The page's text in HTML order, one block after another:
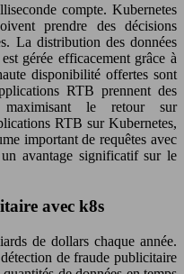
compte. Kubernetes
prendre des décisions
La distribution des données
gérée efficacement grâce à
disponibilité offertes sont
RTB prennent des
maximisant le retour sur
RTB sur Kubernetes,
important de requêtes avec
avantage significatif sur le
avec k8s
de dollars chaque année.
de fraude publicitaire